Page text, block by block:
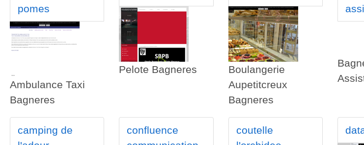
pomes
Ambulance Taxi
Bagneres
Pelote Bagneres
Boulangerie
Aupetitcreux
Bagneres
camping de
confluence
coutelle